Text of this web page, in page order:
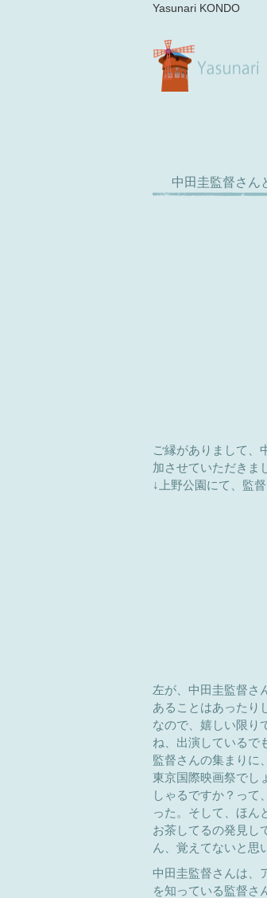
Yasunari KONDO
中田圭監督さん
ご縁がありまして、
加させていただきま
↓上野公園にて、監
左が、中田圭監督さ
あることはあったり
なので、嬉しい限り
ね、出演しているで
監督さんの集まりに
東京国際映画祭でし
しゃるですか？って
った。そして、ほん
お茶してるの発見し
ん、覚えてないと思
中田圭監督さんは、
を知っている監督さ